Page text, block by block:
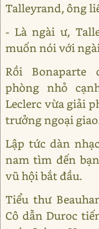
Talleyrand, ông
- Là ngài ư,
muốn nói với
Rồi Bonaparte
phòng nhỏ
Leclerc vừa giải
trưởng ngoại
Lập tức dàn
nam tìm đến
vũ hội bắt đầu.
Tiểu thư
Cô dẫn Duroc